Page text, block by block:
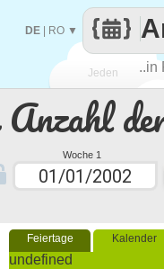
Anzahl
Woche 1
Feiertage Kalender
undefined
Jeden ..in
DE RO ▼